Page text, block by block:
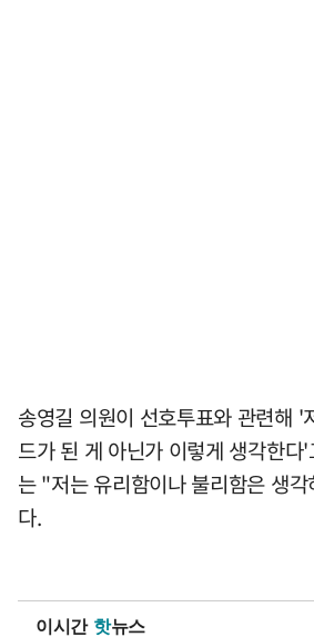
송영길 의원이 선호투표와 관련해 '
드가 된 게 아닌가 이렇게 생각한다
는 "저는 유리함이나 불리함은 생
다.
이시간 핫뉴스